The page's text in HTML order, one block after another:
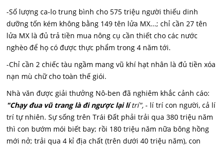
-Số lượng ca-lo trung bình cho 575 triệu người thiếu dinh
dưỡng tốn kém không bằng 149 tên lửa MX...; chỉ cần 27 tên
lửa MX là đủ trả tiền mua nông cụ cần thiết cho các nước
nghèo để họ có được thực phẩm trong 4 năm tới.
-Chỉ cần 2 chiếc tàu ngầm mang vũ khí hạt nhân là đủ tiền xóa
nạn mù chữ cho toàn thế giói.
Nhà văn được giải thưởng Nô-ben đã nghiêm khắc cảnh cáo:
"Chạy đua vũ trang là đi ngược lại lítrí", - lí trí con người, cả lí
trí tự nhiên. Sự sống trên Trái Đất phải trải qua 380 triệu năm
thì con bướm mói biết bay; rồi 180 triệu năm nữa bông hồng
mới nở; trải qua 4 kỉ địa chất (trên dưới 40 triệu năm), con